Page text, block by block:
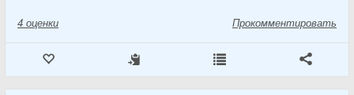
4 оценки Прокомментировать